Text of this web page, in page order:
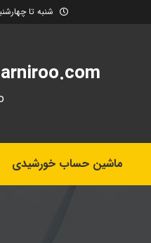
شنبه تا چهارشنبه از ۹ صبح تا ۱۷ و
ماشین حساب خورشیدی